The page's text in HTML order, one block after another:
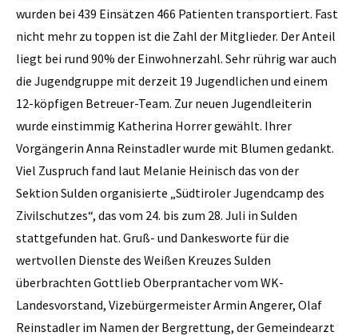
wurden bei 439 Einsätzen 466 Patienten transportiert. Fast
nicht mehr zu toppen ist die Zahl der Mitglieder. Der Anteil
liegt bei rund 90% der Einwohnerzahl. Sehr rührig war auch
die Jugendgruppe mit derzeit 19 Jugendlichen und einem
12-köpfigen Betreuer-Team. Zur neuen Jugendleiterin
wurde einstimmig Katherina Horrer gewählt. Ihrer
Vorgängerin Anna Reinstadler wurde mit Blumen gedankt.
Viel Zuspruch fand laut Melanie Heinisch das von der
Sektion Sulden organisierte „Südtiroler Jugendcamp des
Zivilschutzes“, das vom 24. bis zum 28. Juli in Sulden
stattgefunden hat. Gruß- und Dankesworte für die
wertvollen Dienste des Weißen Kreuzes Sulden
überbrachten Gottlieb Oberprantacher vom WK-
Landesvorstand, Vizebürgermeister Armin Angerer, Olaf
Reinstadler im Namen der Bergrettung, der Gemeindearzt